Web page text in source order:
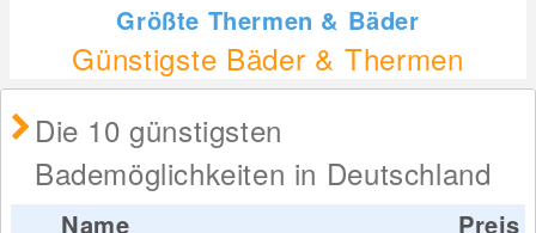
Größte Thermen & Bäder
Günstigste Bäder & Thermen
Die 10 günstigsten
Bademöglichkeiten in Deutschland
Name
Preis